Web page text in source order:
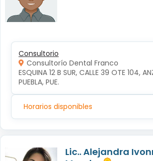
Consultorio
Consultorío Dental Franco
ESQUINA 12 B SUR, CALLE 39 OTE 104,
PUEBLA, PUE.
Horarios disponibles
Lic.. Alejandra